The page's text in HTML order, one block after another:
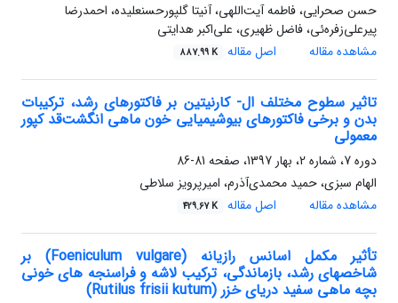
حسن صحرایی، فاطمه آیت‌اللهی، آنیتا گلپورحسنعلیده، احمدرضا
پیرعلی‌زفره‌ئی، فاضل ظهیری، علی‌اکبر هدایتی
مشاهده مقاله
اصل مقاله 887.99 K
تاثیر سطوح مختلف ال- کارنیتین بر فاکتورهای رشد، ترکیبات
بدن و برخی فاکتورهای بیوشیمیایی خون ماهی انگشت‌قد کپور
معمولی
دوره 7، شماره 2، بهار 1397، صفحه
81-86
الهام سبزی، حمید محمدی‌آذرم، امیرپرویز سلاطی
مشاهده مقاله
اصل مقاله 429.67 K
تأثیر مکمل اسانس رازیانه (Foeniculum vulgare) بر
شاخصهای رشد، بازماندگی، ترکیب لاشه و فراسنجه های خونی
بچه ماهی سفید دریای خزر (Rutilus frisii kutum)